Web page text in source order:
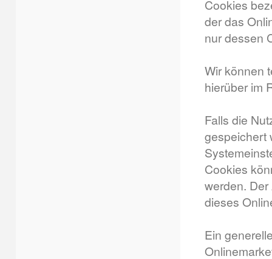
Cookies
der das
nur dessen
Wir können
hierüber im
Falls die
gespeichert
Cookies
werden.
dieses
Ein